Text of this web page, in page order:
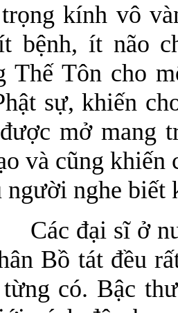
kính vô
bệnh, ít não
Thế Tôn cho
sự, khiến
mở mang
và cũng khiến
người nghe biết
Các đại sĩ ở
Bồ tát đều
có. Bậc